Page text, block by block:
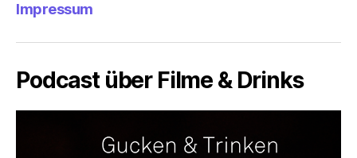
Impressum
Podcast über Filme & Drinks